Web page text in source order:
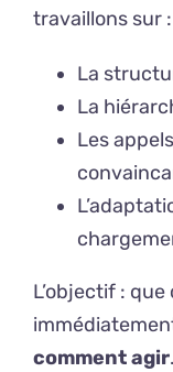
travaillons sur :
La
La
Les
L’objectif :
comment agir.